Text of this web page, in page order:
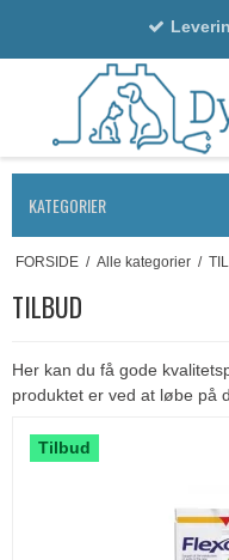
KATEGORIER
FORSIDE / Alle kategorier /
TILBUD
Her kan du få gode
produktet er ved at løbe på
Tilbud